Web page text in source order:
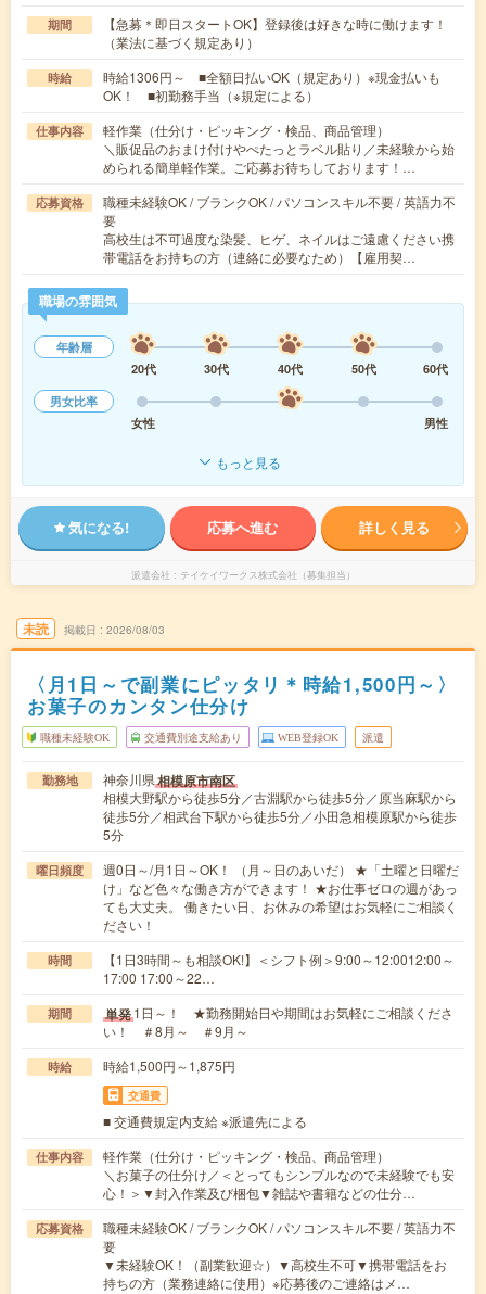
期間
【急募＊即日スタートOK】登録後は好きな時に働けます！
（業法に基づく規定あり）
時給
時給1306円～ ■全額日払いOK（規定あり）※現金払いも
OK！ ■初勤務手当（※規定による）
仕事内容
軽作業（仕分け・ピッキング・検品、商品管理）
＼販促品のおまけ付けやぺたっとラベル貼り／未経験から始
められる簡単軽作業。ご応募お待ちしております！…
応募資格
職種未経験OK / ブランクOK / パソコンスキル不要 / 英語力不
要
高校生は不可過度な染髪、ヒゲ、ネイルはご遠慮ください携
帯電話をお持ちの方（連絡に必要なため）【雇用契…
職場の雰囲気
年齢層
20代
30代 40代 50代
60代
男女比率
女性
男性
もっと見る
気になる! 応募へ進む 詳しく見る
派遣会社 テイケイワークス株式会社（募集担当）
未読 掲載日 2026/08/03
〈月1日～で副業にピッタリ＊時給1,500円～〉
お菓子のカンタン仕分け
職種未経験OK 交通費別途支給あり WEB登録OK 派遣
勤務地 神奈川県相模原市南区
相模大野駅から徒歩5分／古淵駅から徒歩5分／原当麻駅から
徒歩5分／相武台下駅から徒歩5分／小田急相模原駅から徒歩
5分
曜日頻度
週0日～/月1日～OK！ （月～日のあいだ） ★「土曜と日曜だ
け」など色々な働き方ができます！ ★お仕事ゼロの週があっ
ても大丈夫。 働きたい日、お休みの希望はお気軽にご相談く
ださい！
時間
【1日3時間～も相談OK!】＜シフト例＞9:00～12:0012:00～
17:00 17:00～22…
期間 単発1日～！ ★勤務開始日や期間はお気軽にご相談くださ
い！ ＃8月～ ＃9月～
時給 時給1,500円～1,875円
交通費
■ 交通費規定内支給 ※派遣先による
仕事内容
軽作業（仕分け・ピッキング・検品、商品管理）
＼お菓子の仕分け／＜とってもシンプルなので未経験でも安
心！＞▼封入作業及び梱包▼雑誌や書籍などの仕分…
応募資格
職種未経験OK / ブランクOK / パソコンスキル不要 / 英語力不
要
▼未経験OK！（副業歓迎☆）▼高校生不可▼携帯電話をお
持ちの方（業務連絡に使用）※応募後のご連絡はメ…